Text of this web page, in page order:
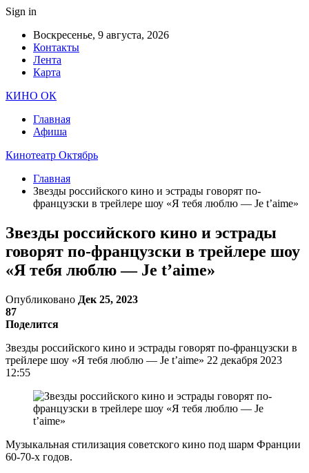
Sign in
Воскресенье, 9 августа, 2026
Контакты
Лента
Карта
КИНО ОК
Главная
Афиша
Кинотеатр Октябрь
Главная
Звезды российского кино и эстрады говорят по-
французски в трейлере шоу «Я тебя люблю — Je t’aime»
Звезды российского кино и эстрады
говорят по-французски в трейлере шоу
«Я тебя люблю — Je t’aime»
Опубликовано Дек 25, 2023
87
Поделится
Звезды российского кино и эстрады говорят по-французски в
трейлере шоу «Я тебя люблю — Je t’aime» 22 декабря 2023
12:55
Музыкальная стилизация советского кино под шарм Франции
60-70-х годов.